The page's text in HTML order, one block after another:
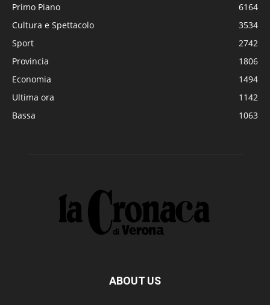
Primo Piano
6164
Cultura e Spettacolo
3534
Sport
2742
Provincia
1806
Economia
1494
Ultima ora
1142
Bassa
1063
ABOUT US